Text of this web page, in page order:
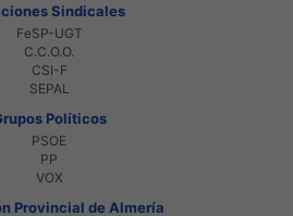
Sindicales
FeSP-UGT
C.C.O.O.
CSI-F
SEPAL
Políticos
PSOE
PP
VOX
Provincial de Almería